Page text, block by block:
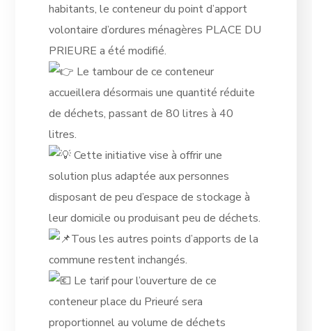
habitants, le conteneur du point d’apport
volontaire d’ordures ménagères PLACE DU
PRIEURE a été modifié.
Le tambour de ce conteneur
accueillera désormais une quantité réduite
de déchets, passant de 80 litres à 40
litres.
Cette initiative vise à offrir une
solution plus adaptée aux personnes
disposantde peu d’espace de stockage à
leur domicile ou produisant peu de déchets.
Tous les autres points d’apports de la
commune restent inchangés.
Le tarif pour l’ouverture de ce
conteneur place du Prieuré sera
proportionnel au volume de déchets